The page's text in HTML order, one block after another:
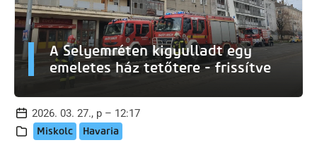
A Selyemréten kigyulladt egy
emeletes ház tetőtere - frissítve
2026. 03. 27., p – 12:17
Miskolc Havaria